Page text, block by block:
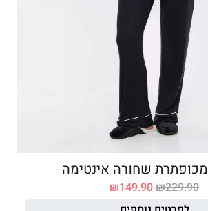
שחורה אינטימה
₪229.90
₪149.90